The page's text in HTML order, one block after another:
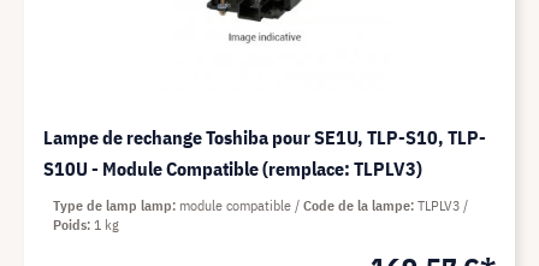
Lampe de rechange Toshiba pour SE1U, TLP-S10, TLP-
S10U - Module Compatible (remplace: TLPLV3)
Type de lamp lamp module compatible Code de la lampe TLPLV3
Poids 1 kg